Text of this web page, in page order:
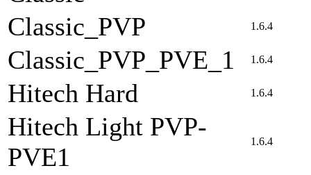
Classic_PVP 1.6.4
Classic_PVP_PVE_1 1.6.4
Hitech Hard 1.6.4
Hitech Light PVP-
PVE1
1.6.4